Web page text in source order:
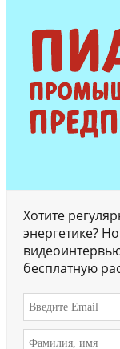
Хотите
энергетике?
бесплатную